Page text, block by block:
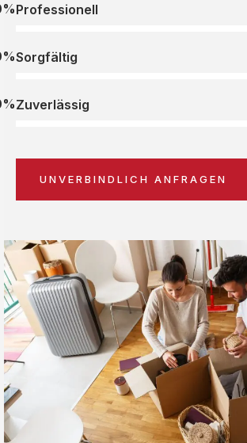
Professionell
Sorgfältig
Zuverlässig
UNVERBINDLICH ANFRAGEN